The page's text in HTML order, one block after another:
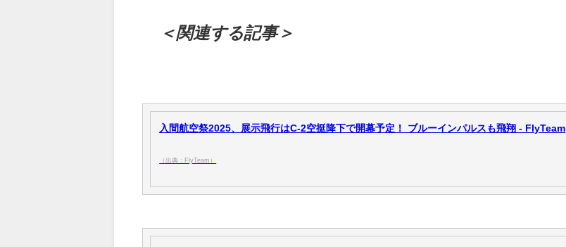
＜関連する記事＞
入間航空祭2025、展示飛行はC-2空挺降下で開幕予定！ ブルーインパルスも飛翔 - FlyTeam
（出典：FlyTeam）